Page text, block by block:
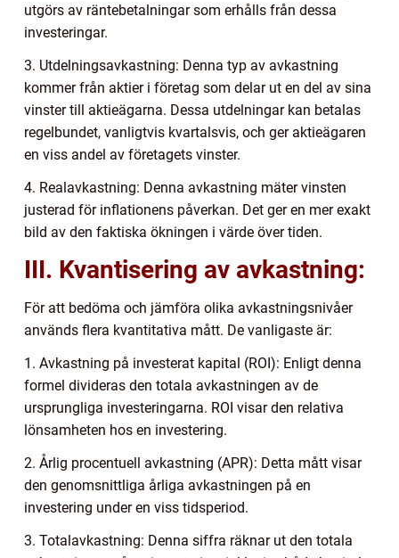
utgörs av räntebetalningar som erhålls från dessa
investeringar.
3. Utdelningsavkastning: Denna typ av avkastning
kommer från aktier i företag som delar ut en del av sina
vinster till aktieägarna. Dessa utdelningar kan betalas
regelbundet, vanligtvis kvartalsvis, och ger aktieägaren
en viss andel av företagets vinster.
4. Realavkastning: Denna avkastning mäter vinsten
justerad för inflationens påverkan. Det ger en mer exakt
bild av den faktiska ökningen i värde över tiden.
III. Kvantisering av avkastning:
För att bedöma och jämföra olika avkastningsnivåer
används flera kvantitativa mått. De vanligaste är:
1. Avkastning på investerat kapital (ROI): Enligt denna
formel divideras den totala avkastningen av de
ursprungliga investeringarna. ROI visar den relativa
lönsamheten hos en investering.
2. Årlig procentuell avkastning (APR): Detta mått visar
den genomsnittliga årliga avkastningen på en
investering under en viss tidsperiod.
3. Totalavkastning: Denna siffra räknar ut den totala